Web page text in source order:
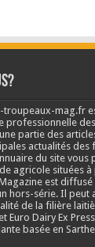
troupeaux-mag.fr
professionnelle
partie des
actualités des
du site
agricole situées
est
hors-série. Il peut
de la filière
Euro Dairy Ex
basée en